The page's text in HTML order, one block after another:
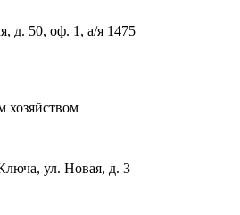
д. 50, оф. 1, а/я 1475
хозяйством
ул. Новая, д. 3